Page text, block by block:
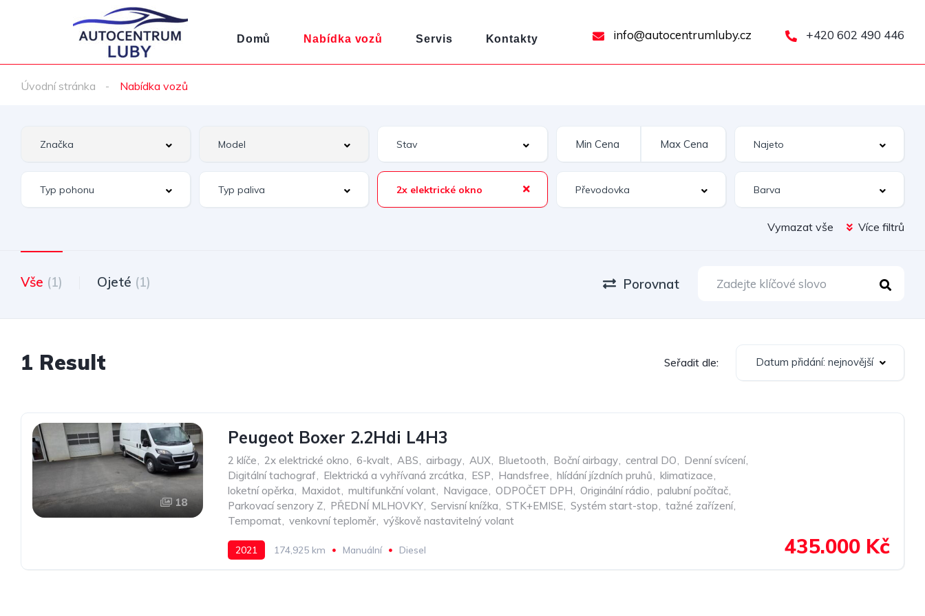
Domů Nabídka vozů Servis Kontakty info@autocentrumluby.cz +420 602 490 446
Úvodní stránka Nabídka vozů
2x elektrické okno
Vymazat vše Více filtrů
Vše (1) Ojeté (1) Porovnat
1 Result Seřadit dle: Datum přidání: nejnovější
18
Peugeot Boxer 2.2Hdi L4H3
2 klíče, 2x elektrické okno, 6-kvalt, ABS, airbagy, AUX, Bluetooth, Boční airbagy, central DO, Denní svícení,
Digitální tachograf, Elektrická a vyhřívaná zrcátka, ESP, Handsfree, hlídání jízdních pruhů, klimatizace,
loketní opěrka, Maxidot, multifunkční volant, Navigace, ODPOČET DPH, Originální rádio, palubní počítač,
Parkovací senzory Z, PŘEDNÍ MLHOVKY, Servisní knížka, STK+EMISE, Systém start-stop, tažné zařízení,
Tempomat, venkovní teploměr, výškově nastavitelný volant
2021 174,925 km Manuální Diesel 435.000 Kč